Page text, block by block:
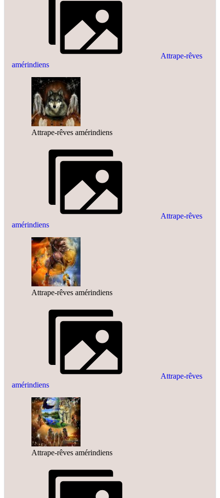
Attrape-rêves
amérindiens
Attrape-rêves amérindiens
Attrape-rêves
amérindiens
Attrape-rêves amérindiens
Attrape-rêves
amérindiens
Attrape-rêves amérindiens